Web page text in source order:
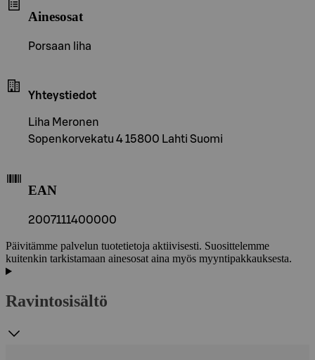
Ainesosat
Porsaan liha
Yhteystiedot
Liha Meronen
Sopenkorvekatu 4 15800 Lahti Suomi
EAN
2007111400000
Päivitämme palvelun tuotetietoja aktiivisesti. Suosittelemme
kuitenkin tarkistamaan ainesosat aina myös myyntipakkauksesta.
Ravintosisältö